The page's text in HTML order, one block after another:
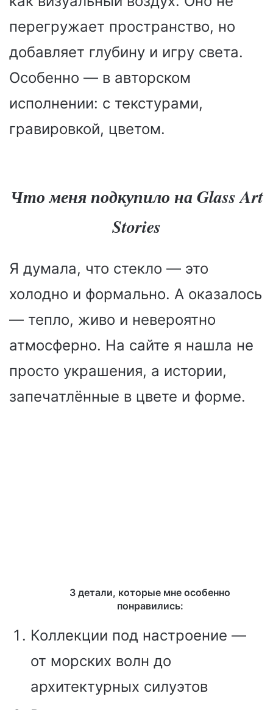
перегружает пространство, но
добавляет глубину и игру света.
Особенно — в авторском
исполнении: с текстурами,
гравировкой, цветом.
Что меня подкупило на Glass Art
Stories
Я думала, что стекло — это
холодно и формально. А оказалось
— тепло, живо и невероятно
атмосферно. На сайте я нашла не
просто украшения, а истории,
запечатлённые в цвете и форме.
3 детали, которые мне особенно
понравились:
Коллекции под настроение —
от морских волн до
архитектурных силуэтов